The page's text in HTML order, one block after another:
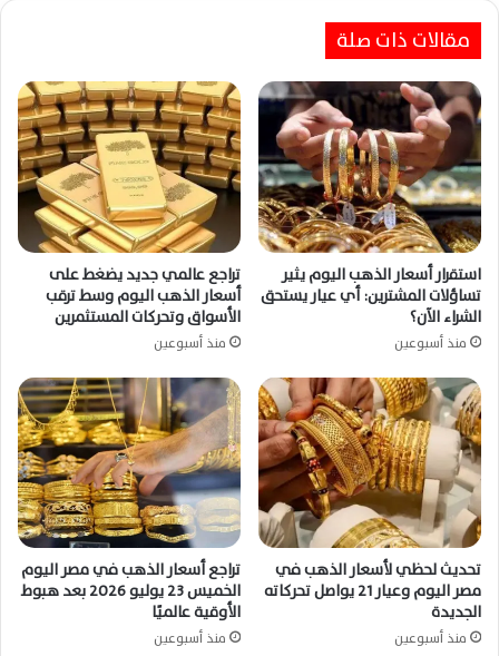
مقالات ذات صلة
استقرار أسعار الذهب اليوم يثير
تساؤلات المشترين: أي عيار يستحق
الشراء الآن؟
منذ أسبوعين
تراجع عالمي جديد يضغط على
أسعار الذهب اليوم وسط ترقب
الأسواق وتحركات المستثمرين
منذ أسبوعين
تحديث لحظي لأسعار الذهب في
مصر اليوم وعيار 21 يواصل تحركاته
الجديدة
منذ أسبوعين
تراجع أسعار الذهب في مصر اليوم
الخميس 23 يوليو 2026 بعد هبوط
الأوقية عالميًا
منذ أسبوعين